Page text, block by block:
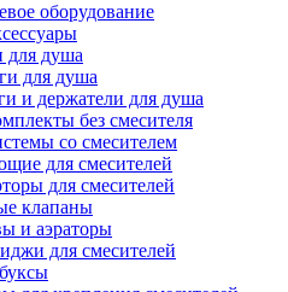
оборудование
для душа
для душа
и держатели для душа
без смесителя
со смесителем
для смесителей
для смесителей
клапаны
и аэраторы
для смесителей